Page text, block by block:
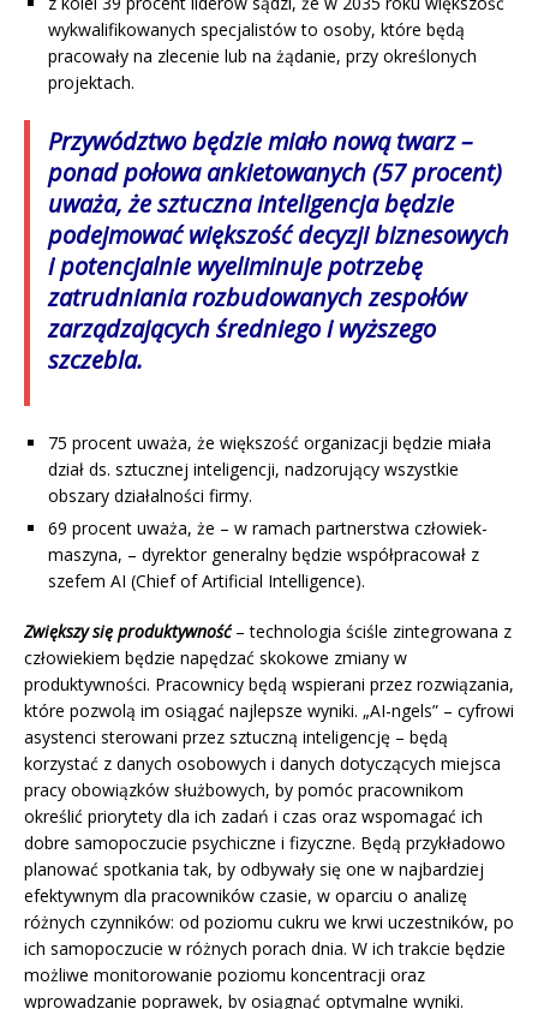
wykwalifikowanych specjalistów to osoby, które będą
pracowały na zlecenie lub na żądanie, przy określonych
projektach.
Przywództwo będzie miało nową twarz–
ponad połowa ankietowanych (57 procent)
uważa, że sztuczna inteligencja będzie
podejmować większość decyzji biznesowych
i potencjalnie wyeliminuje potrzebę
zatrudniania rozbudowanych zespołów
zarządzających średniego i wyższego
szczebla.
75 procent uważa, że większość organizacji będzie miała
dział ds. sztucznej inteligencji, nadzorujący wszystkie
obszary działalności firmy.
69 procent uważa, że – w ramach partnerstwa człowiek-
maszyna, – dyrektor generalny będzie współpracował z
szefem AI (Chief of Artificial Intelligence).
Zwiększy się produktywność– technologia ściśle zintegrowana z
człowiekiem będzie napędzać skokowe zmiany w
produktywności. Pracownicy będą wspierani przez rozwiązania,
które pozwolą im osiągać najlepsze wyniki. „AI-ngels” – cyfrowi
asystenci sterowani przez sztuczną inteligencję – będą
korzystać z danych osobowych i danych dotyczących miejsca
pracy obowiązków służbowych, by pomóc pracownikom
określić priorytety dla ich zadań i czas oraz wspomagać ich
dobre samopoczucie psychiczne i fizyczne. Będą przykładowo
planować spotkania tak, by odbywały się one w najbardziej
efektywnym dla pracowników czasie, w oparciu o analizę
różnych czynników: od poziomu cukru we krwi uczestników, po
ich samopoczucie w różnych porach dnia. W ich trakcie będzie
możliwe monitorowanie poziomu koncentracji oraz
wprowadzanie poprawek, by osiągnąć optymalne wyniki.